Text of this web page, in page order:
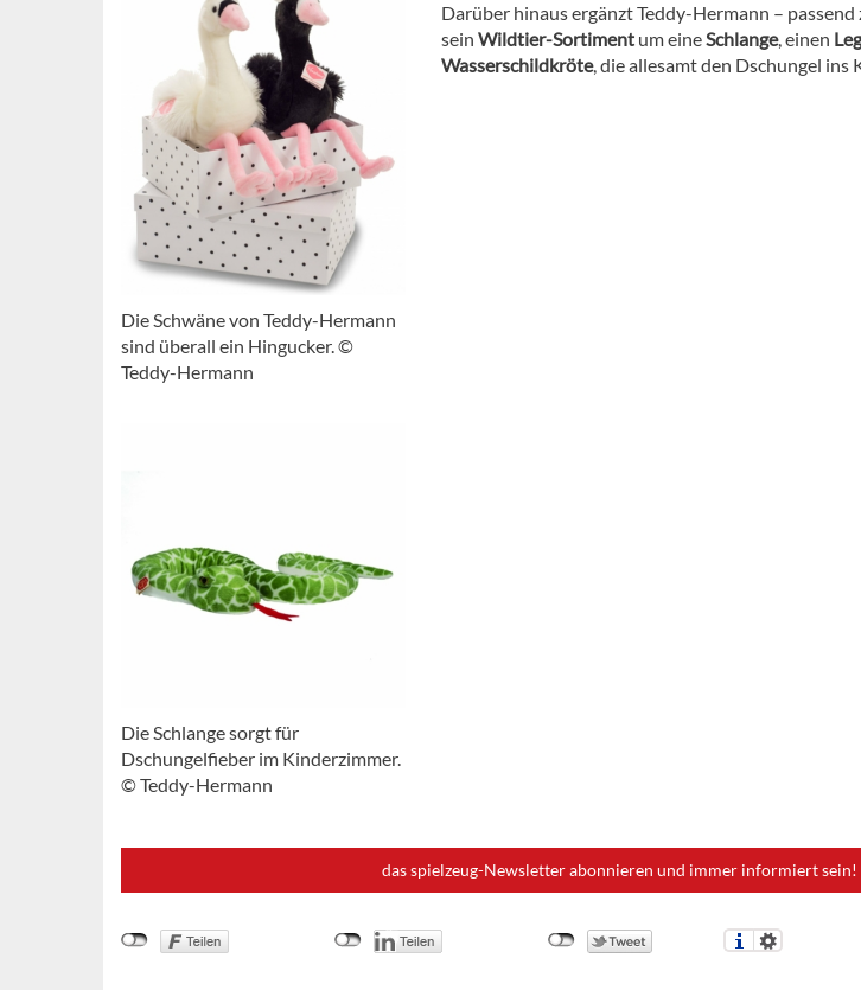
Die Schwäne von Teddy-Hermann
sind überall ein Hingucker. ©
Teddy-Hermann
Die Schlange sorgt für
Dschungelfieber im Kinderzimmer.
© Teddy-Hermann
Darüber hinaus ergänzt Teddy-Hermann –
sein Wildtier-Sortiment um eineSchlange, einen
Wasserschildkröte, die allesamt den Dschungel ins
das spielzeug-Newsletter abonnieren und immer informiert sein!